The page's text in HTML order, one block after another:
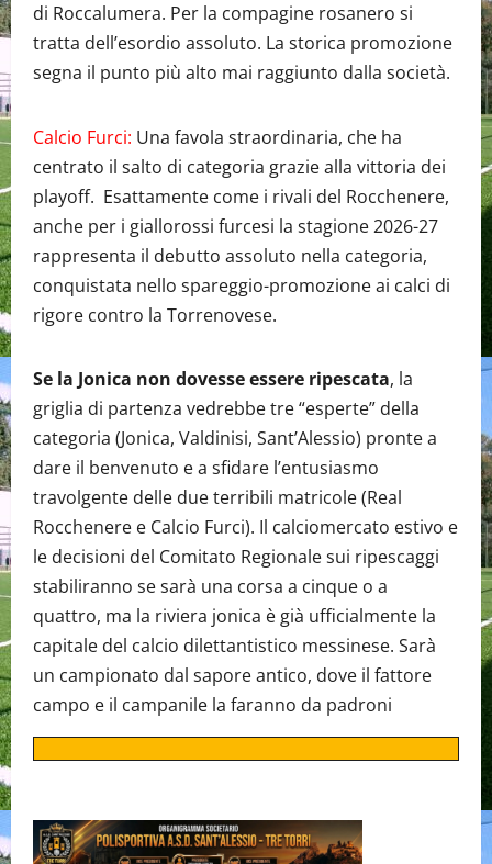
di Roccalumera. Per la compagine rosanero si
tratta dell’esordio assoluto. La storica promozione
segna il punto più alto mai raggiunto dalla società.
Calcio Furci: Una favola straordinaria, che ha
centrato il salto di categoria grazie alla vittoria dei
playoff. Esattamente come i rivali del Rocchenere,
anche per i giallorossi furcesi la stagione 2026-27
rappresenta il debutto assoluto nella categoria,
conquistata nello spareggio-promozione ai calci di
rigore contro la Torrenovese.
Se la Jonica non dovesse essere ripescata, la
griglia di partenza vedrebbe tre “esperte” della
categoria (Jonica, Valdinisi, Sant’Alessio) pronte a
dare il benvenuto e a sfidare l’entusiasmo
travolgente delle due terribili matricole (Real
Rocchenere e Calcio Furci). Il calciomercato estivo e
le decisioni del Comitato Regionale sui ripescaggi
stabiliranno se sarà una corsa a cinque o a
quattro, ma la riviera jonica è già ufficialmente la
capitale del calcio dilettantistico messinese. Sarà
un campionato dal sapore antico, dove il fattore
campo e il campanile la faranno da padroni